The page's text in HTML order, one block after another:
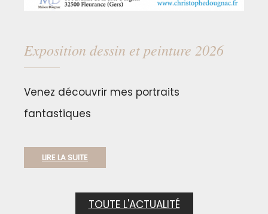
Exposition dessin et peinture 2026
Venez découvrir mes portraits
fantastiques
LIRE LA SUITE
TOUTE L'ACTUALITÉ